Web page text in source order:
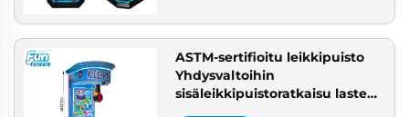
ASTM-sertifioitu leikkipuisto
Yhdysvaltoihin
sisäleikkipuistoratkaisu lasten